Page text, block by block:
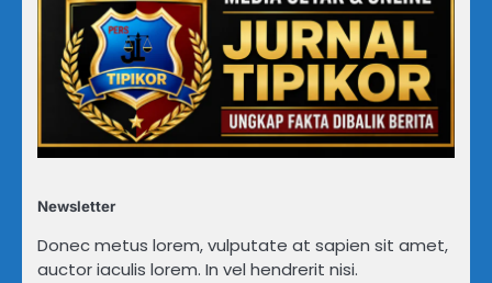
Newsletter
Donec metus lorem, vulputate at sapien sit amet,
auctor iaculis lorem. In vel hendrerit nisi.